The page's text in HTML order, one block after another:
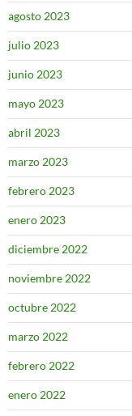
agosto 2023
julio 2023
junio 2023
mayo 2023
abril 2023
marzo 2023
febrero 2023
enero 2023
diciembre 2022
noviembre 2022
octubre 2022
marzo 2022
febrero 2022
enero 2022